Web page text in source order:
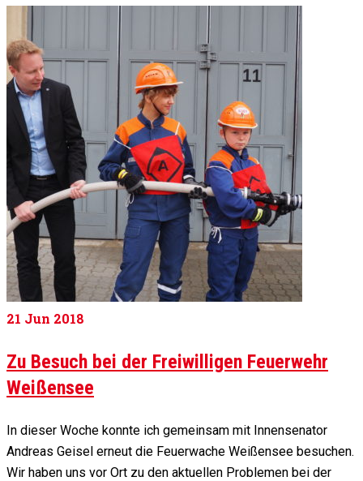
21 Jun 2018
Zu Besuch bei der Freiwilligen Feuerwehr
Weißensee
In dieser Woche konnte ich gemeinsam mit Innensenator
Andreas Geisel erneut die Feuerwache Weißensee besuchen.
Wir haben uns vor Ort zu den aktuellen Problemen bei der